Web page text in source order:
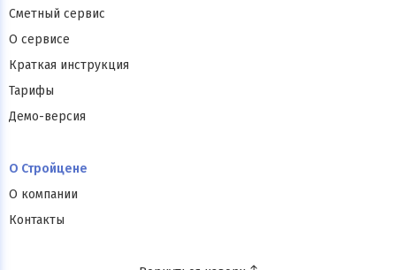
Сметный сервис
О сервисе
Краткая инструкция
Тарифы
Демо-версия
О Стройцене
О компании
Контакты